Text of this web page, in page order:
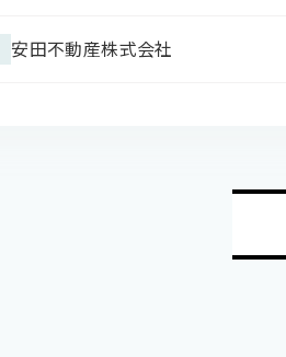
安田不動産株式会社